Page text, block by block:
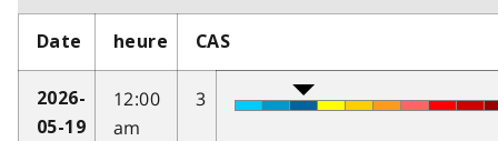
Date heure CAS
2026-
05-19
12:00
am
3